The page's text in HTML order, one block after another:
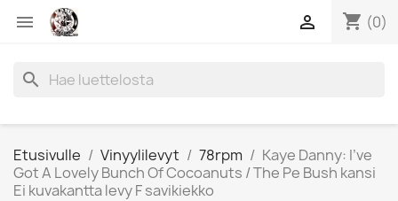
 shopping_cart (0)

search
Etusivulle Vinyylilevyt 78rpm
Kaye Danny: I’ve
Got A Lovely Bunch Of Cocoanuts / The Pe Bush kansi
Ei kuvakantta levy F savikiekko